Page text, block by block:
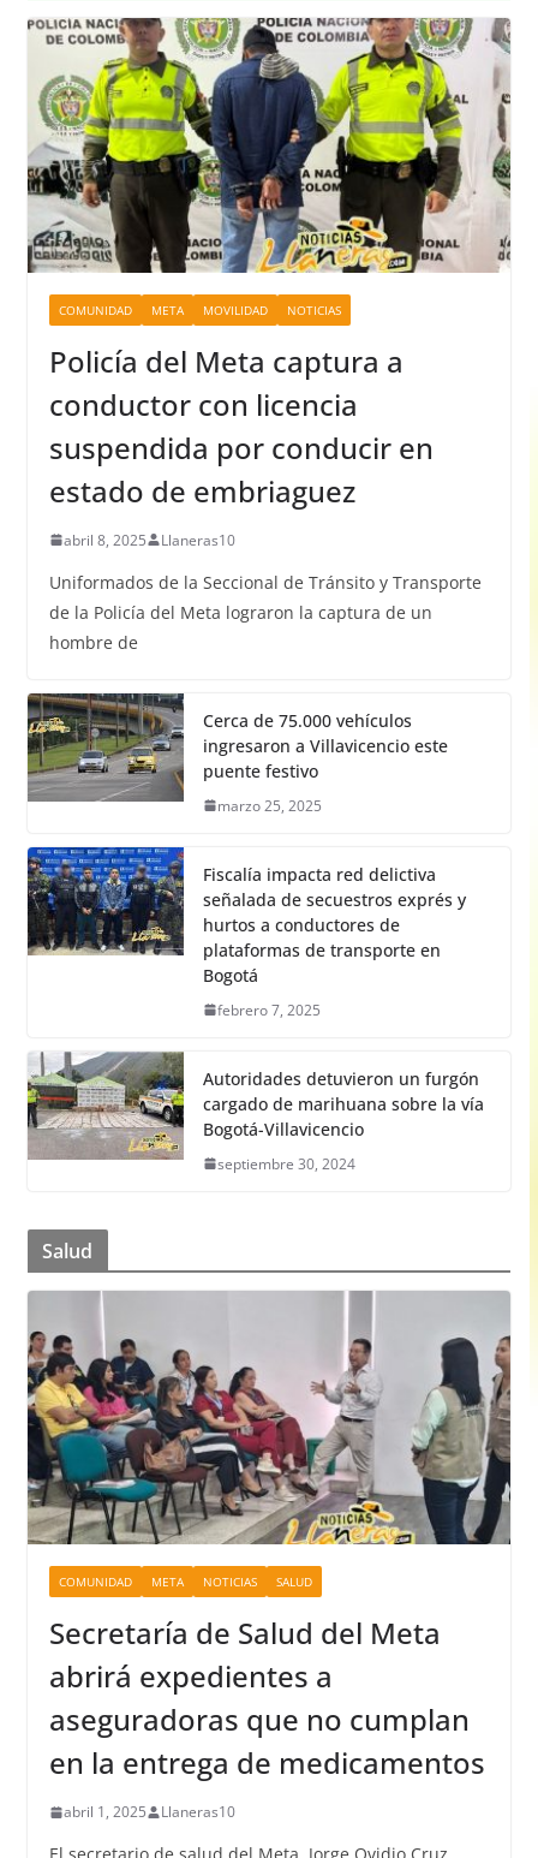
COMUNIDAD META MOVILIDAD NOTICIAS
Policía del Meta captura a
conductor con licencia
suspendida por conducir en
estado de embriaguez
abril 8, 2025 Llaneras10
Uniformados de la Seccional de Tránsito y Transporte
de la Policía del Meta lograron la captura de un
hombre de
Cerca de 75.000 vehículos
ingresaron a Villavicencio este
puente festivo
marzo 25, 2025
Fiscalía impacta red delictiva
señalada de secuestros exprés y
hurtos a conductores de
plataformas de transporte en
Bogotá
febrero 7, 2025
Autoridades detuvieron un furgón
cargado de marihuana sobre la vía
Bogotá-Villavicencio
septiembre 30, 2024
Salud
COMUNIDAD META NOTICIAS SALUD
Secretaría de Salud del Meta
abrirá expedientes a
aseguradoras que no cumplan
en la entrega de medicamentos
abril 1, 2025 Llaneras10